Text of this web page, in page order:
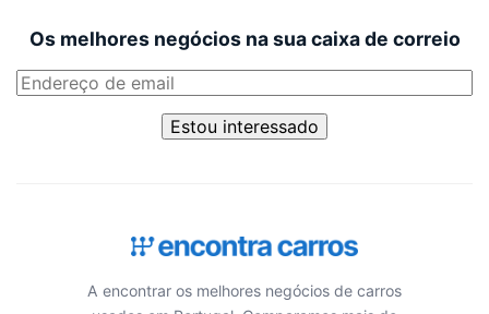
Os melhores negócios na sua caixa de correio
Estou interessado
A encontrar os melhores negócios de carros